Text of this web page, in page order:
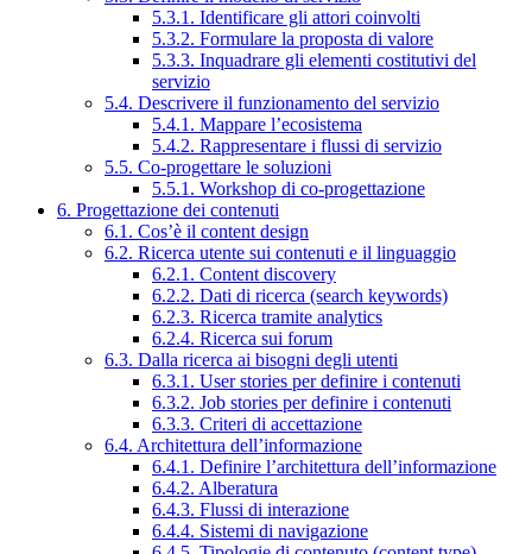
5.3.1. Identificare gli attori coinvolti
5.3.2. Formulare la proposta di valore
5.3.3. Inquadrare gli elementi costitutivi del
servizio
5.4. Descrivere il funzionamento del servizio
5.4.1. Mappare l’ecosistema
5.4.2. Rappresentare i flussi di servizio
5.5. Co-progettare le soluzioni
5.5.1. Workshop di co-progettazione
6. Progettazione dei contenuti
6.1. Cos’è il content design
6.2. Ricerca utente sui contenuti e il linguaggio
6.2.1. Content discovery
6.2.2. Dati di ricerca (search keywords)
6.2.3. Ricerca tramite analytics
6.2.4. Ricerca sui forum
6.3. Dalla ricerca ai bisogni degli utenti
6.3.1. User stories per definire i contenuti
6.3.2. Job stories per definire i contenuti
6.3.3. Criteri di accettazione
6.4. Architettura dell’informazione
6.4.1. Definire l’architettura dell’informazione
6.4.2. Alberatura
6.4.3. Flussi di interazione
6.4.4. Sistemi di navigazione